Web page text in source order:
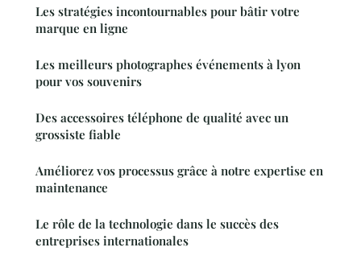
Les stratégies incontournables pour bâtir votre
marque en ligne
Les meilleurs photographes événements à lyon
pour vos souvenirs
Des accessoires téléphone de qualité avec un
grossiste fiable
Améliorez vos processus grâce à notre expertise en
maintenance
Le rôle de la technologie dans le succès des
entreprises internationales